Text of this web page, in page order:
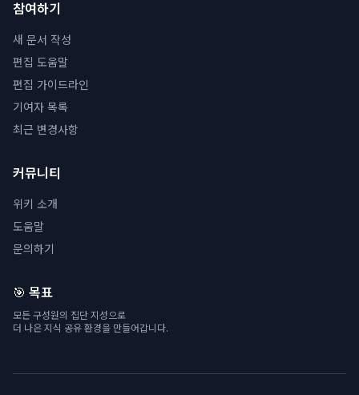
참여하기
새 문서 작성
편집 도움말
편집 가이드라인
기여자 목록
최근 변경사항
커뮤니티
위키 소개
도움말
문의하기
🎯 목표
모든 구성원의 집단 지성으로
더 나은 지식 공유 환경을 만들어갑니다.